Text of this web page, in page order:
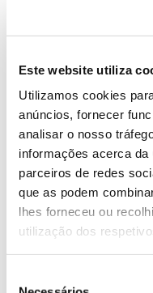
Este website utiliza
Utilizamos cookies
anúncios, fornecer
analisar o nosso
informações acerca
parceiros de redes
que as podem
lhes forneceu ou
utilização dos
periferia do
e o preço desceu
dificultou o ano
intensa em abril
desenvolvimento
– e os efeitos da
acesso ao
área de
queda e